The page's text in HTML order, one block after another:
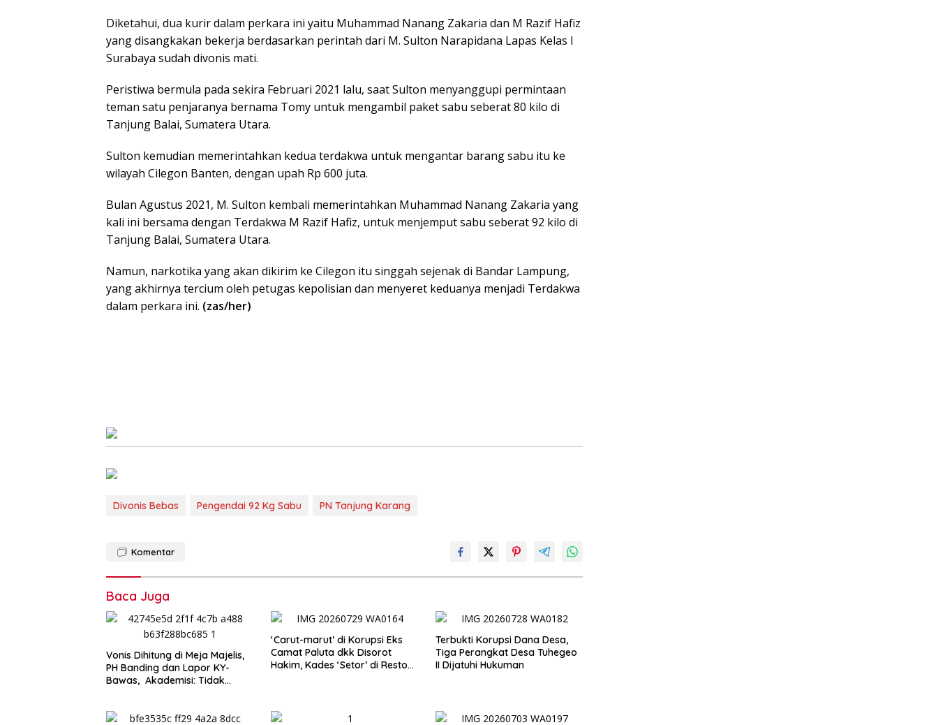
Diketahui, dua kurir dalam perkara ini yaitu Muhammad Nanang Zakaria dan M Razif Hafiz
yang disangkakan bekerja berdasarkan perintah dari M. Sulton Narapidana Lapas Kelas I
Surabaya sudah divonis mati.
Peristiwa bermula pada sekira Februari 2021 lalu, saat Sulton menyanggupi permintaan
teman satu penjaranya bernama Tomy untuk mengambil paket sabu seberat 80 kilo di
Tanjung Balai, Sumatera Utara.
Sulton kemudian memerintahkan kedua terdakwa untuk mengantar barang sabu itu ke
wilayah Cilegon Banten, dengan upah Rp 600 juta.
Bulan Agustus 2021, M. Sulton kembali memerintahkan Muhammad Nanang Zakaria yang
kali ini bersama dengan Terdakwa M Razif Hafiz, untuk menjemput sabu seberat 92 kilo di
Tanjung Balai, Sumatera Utara.
Namun, narkotika yang akan dikirim ke Cilegon itu singgah sejenak di Bandar Lampung,
yang akhirnya tercium oleh petugas kepolisian dan menyeret keduanya menjadi Terdakwa
dalam perkara ini. (zas/her)
Divonis Bebas Pengendai 92 Kg Sabu PN Tanjung Karang
Komentar
Baca Juga
Vonis Dihitung di Meja Majelis,
PH Banding dan Lapor KY-
Bawas, Akademisi: Tidak
‘Carut-marut’ di Korupsi Eks
Camat Paluta dkk Disorot
Hakim, Kades ‘Setor’ di Resto
Terbukti Korupsi Dana Desa,
Tiga Perangkat Desa Tuhegeo
II Dijatuhi Hukuman